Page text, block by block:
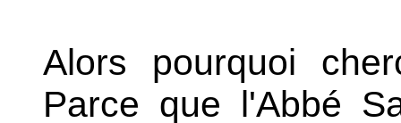
Alors pourquoi
Parce que l'Abbé